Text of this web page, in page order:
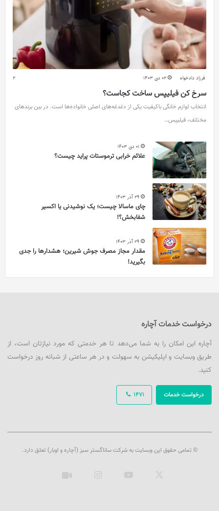
فرزاد دادخواه 02 دی 1403 2
سرخ کن فیلیپس ساخت کجاست؟
انتخاب لوازم خانگی باکیفیت یکی از دغدغه‌های اصلی خانواده‌ها است. در بین برندهای
مختلف، فیلیپس…
01 دی 1403
علائم خرابی ترموستات پراید چیست؟
29 آذر 1403
چای ماسالا چیست؛ یک نوشیدنی یا اکسیر
شفابخش؟!
29 آذر 1403
مقدار مجاز مصرف جوش شیرین؛ هشدارها را جدی
بگیرید!
درخواست خدمات آچاره
آچاره این امکان را به شما می‌دهد تا هر خدمتی که مورد نیازتان است، از
طریق وبسایت و اپلیکیشن به سهولت و در هر ساعتی از شبانه روز درخواست
کنید.
1471 درخواست خدمات
© تمامی حقوق این وبسایت به شرکت ساناگستر سبز (آچاره و اوبار) تعلق دارد.
یوتیوب اینستاگرام